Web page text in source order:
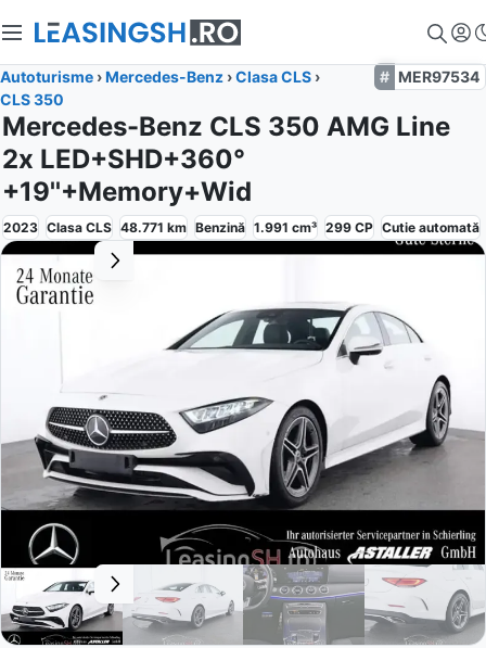
Autoturisme ›Mercedes-Benz ›Clasa CLS ›
CLS 350
MER97534
Mercedes-Benz CLS 350 AMG Line
2x LED+SHD+360°
+19''+Memory+Wid
2023 Clasa CLS 48.771 km Benzină 1.991 cm³ 299 CP Cutie automată